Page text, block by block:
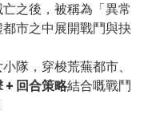
之後，被稱為「異常
市之中展開戰鬥與抉
隊，穿梭荒蕪都市、
+ 回合策略結合嘅戰鬥